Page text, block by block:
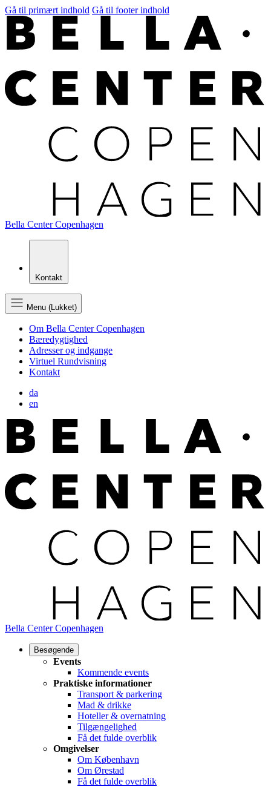
Gå til primært indhold Gå til footer indhold
Bella Center Copenhagen
Kontakt
Menu (Lukket)
Om Bella Center Copenhagen
Bæredygtighed
Adresser og indgange
Virtuel Rundvisning
Kontakt
da
en
Bella Center Copenhagen
Besøgende
Events
Kommende events
Praktiske informationer
Transport & parkering
Mad & drikke
Hoteller & overnatning
Tilgængelighed
Få det fulde overblik
Omgivelser
Om København
Om Ørestad
Få det fulde overblik